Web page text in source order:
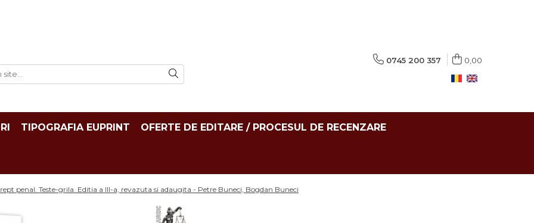
0745 200 357 0,00
TIPOGRAFIA EUPRINT OFERTE DE EDITARE / PROCESUL DE RECENZARE
penal. Teste-grila. Editia a III-a, revazuta si adaugita - Petre Buneci, Bogdan Buneci